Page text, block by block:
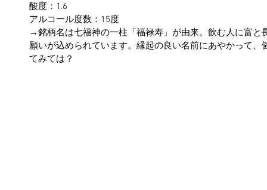
酸度：1.6
アルコール度数：15度
→銘柄名は七福神の一柱「福禄寿」が由来。飲む人に富と
願いが込められています。縁起の良い名前にあやかって、
てみては？